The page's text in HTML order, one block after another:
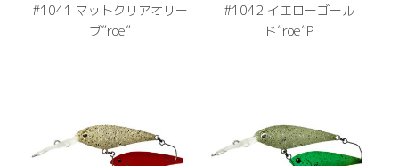
#1041 マットクリアオリー
ブ”roe”
#1042 イエローゴール
ド”roe”P